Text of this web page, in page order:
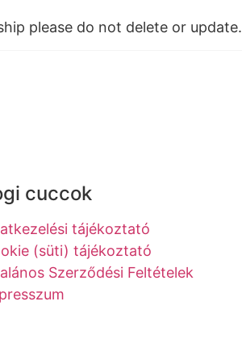
please do not delete or update.
cuccok
tájékoztató
(süti) tájékoztató
Szerződési Feltételek